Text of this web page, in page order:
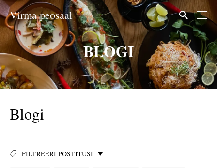
Virma peosaal
BLOGI
Blogi
FILTREERI POSTITUSI